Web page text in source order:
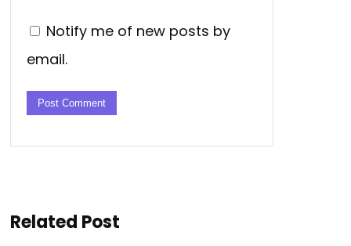
Notify me of new posts by
email.
Related Post